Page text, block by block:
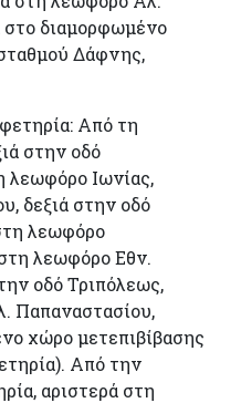
στο διαμορφωμένο
Δάφνης,
Από τη
στην οδό
λεωφόρο Ιωνίας,
δεξιά στην οδό
λεωφόρο
λεωφόρο Εθν.
οδό Τριπόλεως,
Παπαναστασίου,
χώρο μετεπιβίβασης
Από την
αριστερά στη